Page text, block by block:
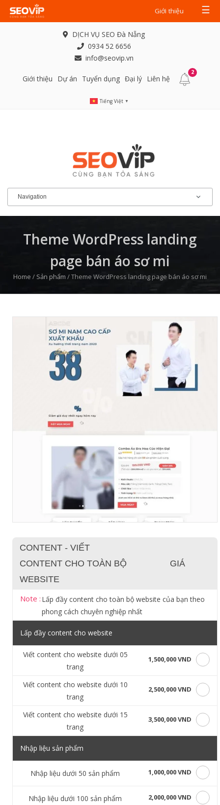
Giới thiệu ☰
DỊCH VỤ SEO Đà Nẵng
0934 52 6656
info@seovip.vn
Giới thiệu Dự án Tuyển dụng Đại lý Liên hệ
2
Tiếng Việt ▼
Theme WordPress landing
page bán áo sơ mi
Home / Sản phẩm /Theme WordPress landing page bán áo sơ mi
CONTENT - VIẾT
CONTENT CHO TOÀN BỘ
WEBSITE
GIÁ
Note : Lấp đầy content cho toàn bộ website của bạn theo
phong cách chuyên nghiệp nhất
Lấp đầy content cho website
Viết content cho website dưới 05
trang
1,500,000 VND
Viết content cho website dưới 10
trang
2,500,000 VND
Viết content cho website dưới 15
trang
3,500,000 VND
Nhập liệu sản phẩm
Nhập liệu dưới 50 sản phẩm 1,000,000 VND
Nhập liệu dưới 100 sản phẩm 2,000,000 VND